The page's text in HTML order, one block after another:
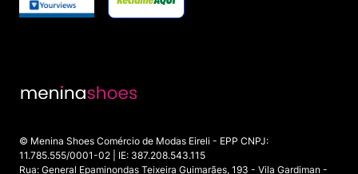
© Menina Shoes Comércio de Modas Eireli - EPP CNPJ:
11.785.555/0001-02 | IE: 387.208.543.115
Rua: General Epaminondas Teixeira Guimarães, 193 - Vila Gardiman -